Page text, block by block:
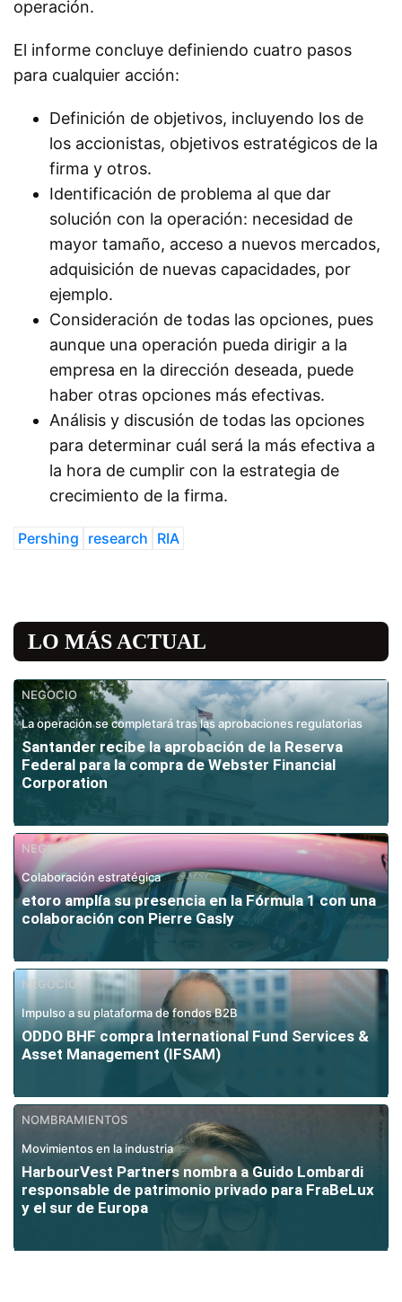
operación.
El informe concluye definiendo cuatro pasos
para cualquier acción:
Definición de objetivos, incluyendo los de
los accionistas, objetivos estratégicos de la
firma y otros.
Identificación de problema al que dar
solución con la operación: necesidad de
mayor tamaño, acceso a nuevos mercados,
adquisición de nuevas capacidades, por
ejemplo.
Consideración de todas las opciones, pues
aunque una operación pueda dirigir a la
empresa en la dirección deseada, puede
haber otras opciones más efectivas.
Análisis y discusión de todas las opciones
para determinar cuál será la más efectiva a
la hora de cumplir con la estrategia de
crecimiento de la firma.
Pershing research RIA
LO MÁS ACTUAL
NEGOCIO
La operación se completará tras las aprobaciones regulatorias
Santander recibe la aprobación de la Reserva
Federal para la compra de Webster Financial
Corporation
NEGOCIO
Colaboración estratégica
etoro amplía su presencia en la Fórmula 1 con una
colaboración con Pierre Gasly
NEGOCIO
Impulso a su plataforma de fondos B2B
ODDO BHF compra International Fund Services &
Asset Management (IFSAM)
NOMBRAMIENTOS
Movimientos en la industria
HarbourVest Partners nombra a Guido Lombardi
responsable de patrimonio privado para FraBeLux
y el sur de Europa